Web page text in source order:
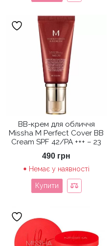
BB-крем для обличчя
Missha M Perfect Cover BB
Cream SPF 42/PA +++ – 23
490 грн
Немає у наявності
Купити